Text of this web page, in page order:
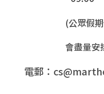
(公眾假期休息
會盡量安排
電郵：